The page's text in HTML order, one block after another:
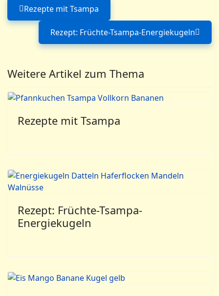
Vorheriger Beitrag: Rezepte mit Tsampa
Rezepte mit Tsampa
Nächster Beitrag:
Rezept: Früchte-Tsampa-Energiekugeln
Weitere Artikel zum Thema
Rezepte mit Tsampa
Rezept: Früchte-Tsampa-
Energiekugeln